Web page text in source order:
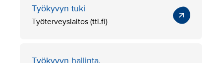
Työkyvyn tuki
Työterveyslaitos (ttl.fi)
Työkyvyn hallinta,